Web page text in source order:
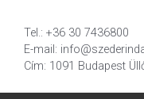
Tel.: +36 30 7436800
E-mail:
Cím: 1091 Budapest